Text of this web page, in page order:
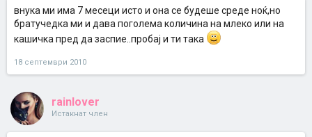
внука ми има 7 месеци исто и она се будеше среде ноќ,но
братучедка ми и дава поголема количина на млеко или на
кашичка пред да заспие..пробај и ти така
18 септември 2010
rainlover
Истакнат член